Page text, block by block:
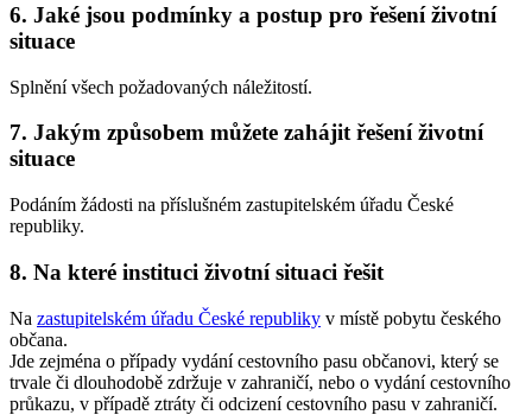
6. Jaké jsou podmínky a postup pro řešení životní
situace
Splnění všech požadovaných náležitostí.
7. Jakým způsobem můžete zahájit řešení životní
situace
Podáním žádosti na příslušném zastupitelském úřadu České
republiky.
8. Na které instituci životní situaci řešit
Na zastupitelském úřadu České republiky v místě pobytu českého
občana.
Jde zejména o případy vydání cestovního pasu občanovi, který se
trvale či dlouhodobě zdržuje v zahraničí, nebo o vydání cestovního
průkazu, v případě ztráty či odcizení cestovního pasu v zahraničí.